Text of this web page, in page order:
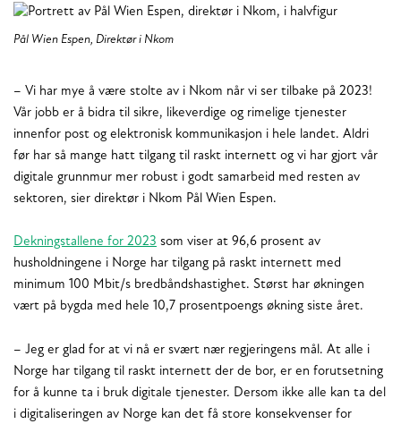
Pål Wien Espen, Direktør i Nkom
– Vi har mye å være stolte av i Nkom når vi ser tilbake på 2023!
Vår jobb er å bidra til sikre, likeverdige og rimelige tjenester
innenfor post og elektronisk kommunikasjon i hele landet. Aldri
før har så mange hatt tilgang til raskt internett og vi har gjort vår
digitale grunnmur mer robust i godt samarbeid med resten av
sektoren, sier direktør i Nkom Pål Wien Espen.
Dekningstallene for 2023 som viser at 96,6 prosent av
husholdningene i Norge har tilgang på raskt internett med
minimum 100 Mbit/s bredbåndshastighet. Størst har økningen
vært på bygda med hele 10,7 prosentpoengs økning siste året.
– Jeg er glad for at vi nå er svært nær regjeringens mål. At alle i
Norge har tilgang til raskt internett der de bor, er en forutsetning
for å kunne ta i bruk digitale tjenester. Dersom ikke alle kan ta del
i digitaliseringen av Norge kan det få store konsekvenser for